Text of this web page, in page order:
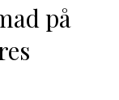
på